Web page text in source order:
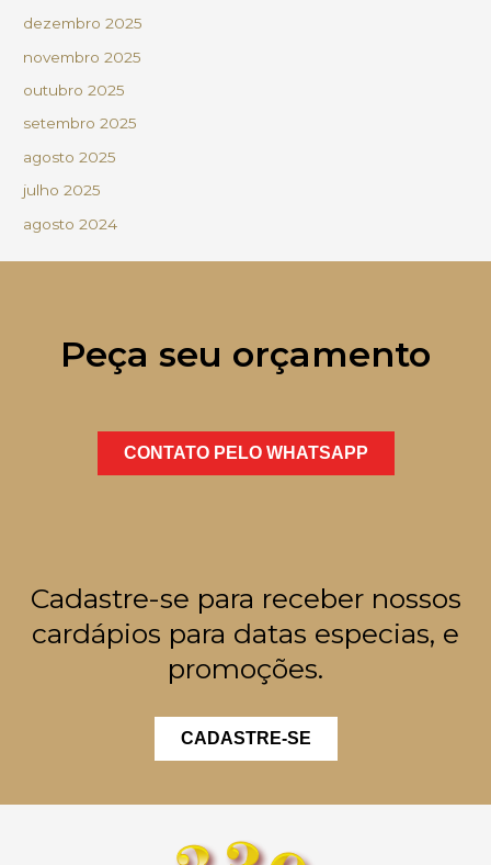
dezembro 2025
novembro 2025
outubro 2025
setembro 2025
agosto 2025
julho 2025
agosto 2024
Peça seu orçamento
CONTATO PELO WHATSAPP
Cadastre-se para receber nossos
cardápios para datas especias, e
promoções.
CADASTRE-SE